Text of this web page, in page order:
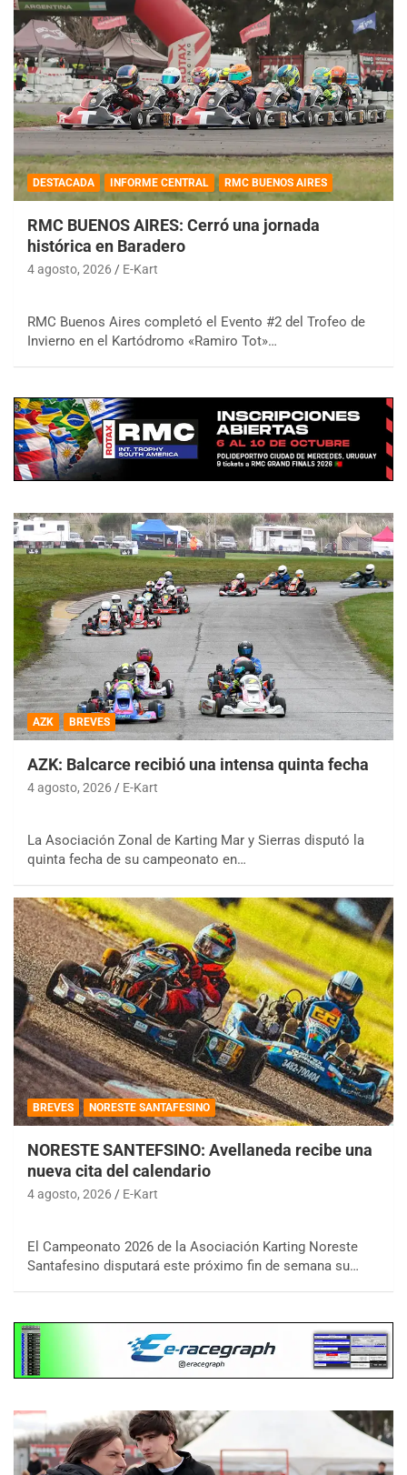
DESTACADA INFORME CENTRAL RMC BUENOS AIRES
RMC BUENOS AIRES: Cerró una jornada
histórica en Baradero
4 agosto, 2026 E-Kart
RMC Buenos Aires completó el Evento #2 del Trofeo de
Invierno en el Kartódromo «Ramiro Tot»…
AZK BREVES
AZK: Balcarce recibió una intensa quinta fecha
4 agosto, 2026 E-Kart
La Asociación Zonal de Karting Mar y Sierras disputó la
quinta fecha de su campeonato en…
BREVES NORESTE SANTAFESINO
NORESTE SANTEFSINO: Avellaneda recibe una
nueva cita del calendario
4 agosto, 2026 E-Kart
El Campeonato 2026 de la Asociación Karting Noreste
Santafesino disputará este próximo fin de semana su…